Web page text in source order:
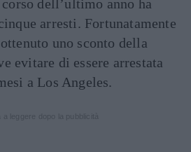
dell’ultimo anno ha
arresti. Fortunatamente
uno sconto della
evitare di essere arrestata
a Los Angeles.